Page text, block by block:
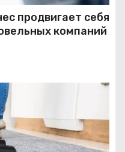
продвигает себя
компаний